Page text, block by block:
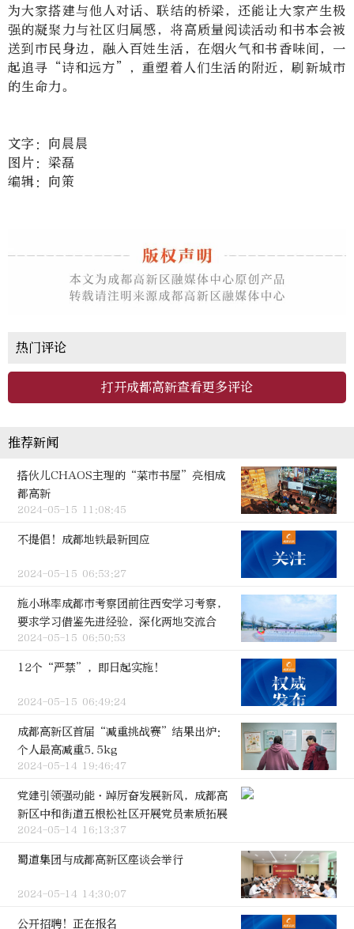
为大家搭建与他人对话、联结的桥梁，还能让大家产生极
强的凝聚力与社区归属感，将高质量阅读活动和书本会被
送到市民身边，融入百姓生活，在烟火气和书香味间，一
起追寻 “诗和远方”
，重塑着人们生活的附近，刷新城市
的生命力。
文字：向晨晨
图片：梁磊
编辑：向策
热门评论
打开成都高新查看更多评论
推荐新闻
搭伙儿CHAOS主理的“菜市书屋”亮相成
都高新
2024-05-15 11:08:45
不提倡！成都地铁最新回应
2024-05-15 06:53:27
施小琳率成都市考察团前往西安学习考察，
要求学习借鉴先进经验，深化两地交流合
作，为推进新时代西部大开发贡献更大力量
2024-05-15 06:50:53
12个“严禁”，即日起实施！
2024-05-15 06:49:24
成都高新区首届“减重挑战赛”结果出炉：
个人最高减重5.5kg
2024-05-14 19:46:47
党建引领强动能·踔厉奋发展新风，成都高
新区中和街道五根松社区开展党员素质拓展
活动
2024-05-14 16:13:37
蜀道集团与成都高新区座谈会举行
2024-05-14 14:30:07
公开招聘！正在报名